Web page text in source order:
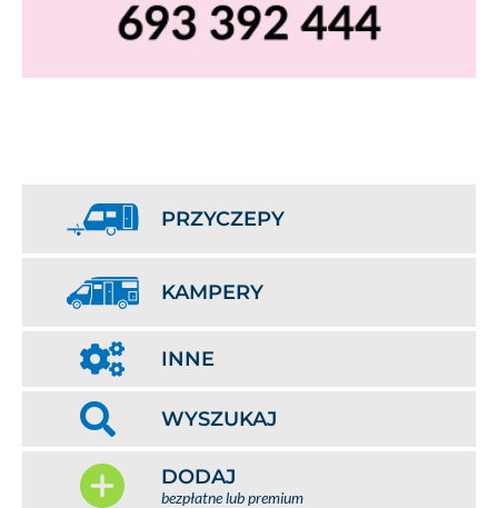
PRZYCZEPY
KAMPERY
INNE
WYSZUKAJ
DODAJ
bezpłatne lub premium